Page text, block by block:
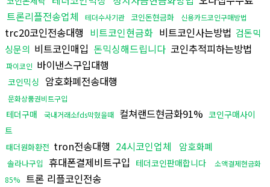
트론리플전송업체
테더수사기관 코인돈현금화 신용카드코인구매방법
trc20코인전송대행 비트코인현금화 비트코인사는방법 검돈믹
싱문의 비트코인매입 돈믹싱해드립니다 코인추적피하는방법
파이코인 바이낸스구입대행
코인믹싱 암호화폐전송대행
문화상품권비트구입
테더구매 국내거래소fds막혔을때 컬쳐랜드현금화91% 코인구매사이
트
태더원화환전 tron전송대행 24시코인업체 암호화폐
솔라나구입 휴대폰결제비트구입 테더코인판매합니다
소액결제현금화
85% 트론 리플코인전송